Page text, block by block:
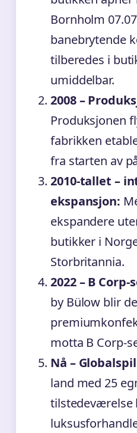
Bornholm
banebrytende
tilberedes i
umiddelbar.
2008 –
Produksjonen
fabrikken
fra starten av
2010-tallet –
ekspansjon:
ekspandere
butikker i
Storbritannia.
2022 – B
by Bülow blir
motta B Corp-
Nå –
land med 25
tilstedeværelse